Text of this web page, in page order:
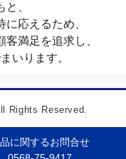
、
応えるため、
満足を追求し、
いります。
に関するお問合せ
Rights Reserved.